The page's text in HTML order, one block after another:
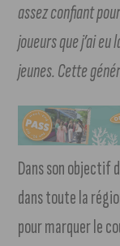
assez confiant
joueurs que j’ai
jeunes. Cette
Dans son objectif
dans toute la
pour marquer le